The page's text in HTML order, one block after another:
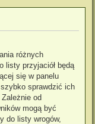
różnych
listy przyjaciół będą
się w panelu
sprawdzić ich
od
mogą być
do listy wrogów,